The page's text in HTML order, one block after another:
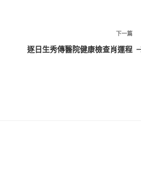
下
一
下一篇
逐日生秀傳醫院健康檢查肖運程